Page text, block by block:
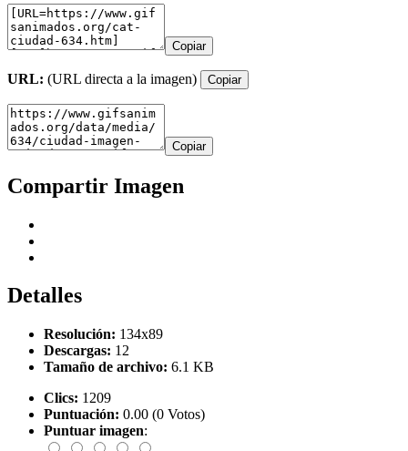
Copiar
URL: (URL directa a la imagen) Copiar
Copiar
Compartir Imagen
Detalles
Resolución: 134x89
Descargas: 12
Tamaño de archivo: 6.1 KB
Clics: 1209
Puntuación: 0.00 (0 Votos)
Puntuar imagen: